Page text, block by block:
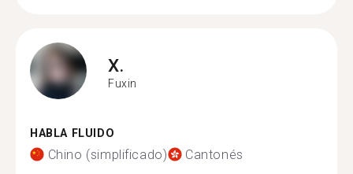
X.
Fuxin
HABLA FLUIDO
Chino (simplificado) Cantonés